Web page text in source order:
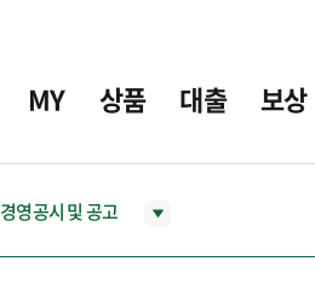
MY 상품 대출 보상
경영공시 및 공고